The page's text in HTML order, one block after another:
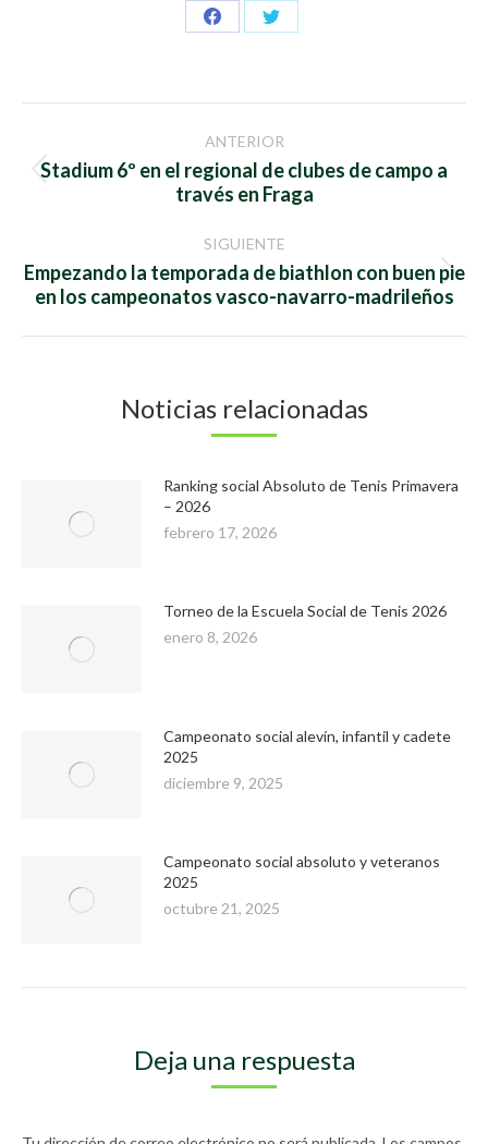
Share
Share
Navegación
entre
ANTERIOR
Publicación
anterior:
Stadium 6º en el regional de clubes de campo a
través en Fraga
SIGUIENTE
Publicación
siguiente:
Empezando la temporada de biathlon con buen pie
en los campeonatos vasco-navarro-madrileños
Noticias relacionadas
Ranking social Absoluto de Tenis Primavera
– 2026
febrero 17, 2026
Torneo de la Escuela Social de Tenis 2026
enero 8, 2026
Campeonato social alevín, infantil y cadete
2025
diciembre 9, 2025
Campeonato social absoluto y veteranos
2025
octubre 21, 2025
Deja una respuesta